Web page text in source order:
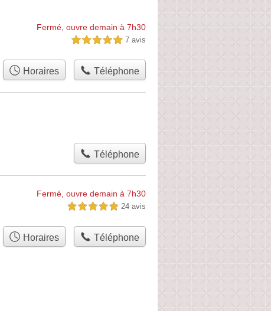
Fermé, ouvre demain à 7h30
5,0 étoiles sur 5 7 avis
Horaires Téléphone
Téléphone
Fermé, ouvre demain à 7h30
5,0 étoiles sur 5 24 avis
Horaires Téléphone